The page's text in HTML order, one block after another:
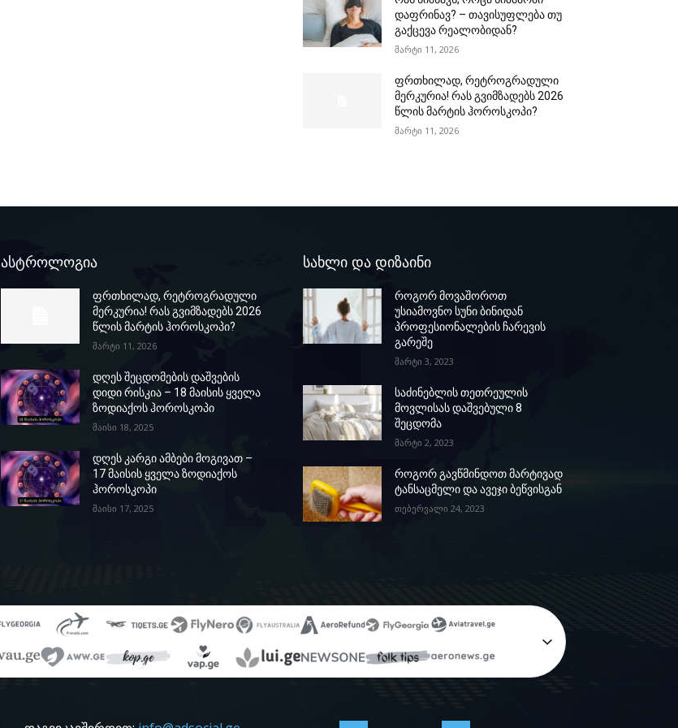
დაფრინავ? – თავისუფლება თუ
გაქცევა რეალობიდან?
მარტი 11, 2026
ფრთხილად, რეტროგრადული
მერკურია! რას გვიმზადებს 2026
წლის მარტის ჰოროსკოპი?
მარტი 11, 2026
ასტროლოგია
ფრთხილად, რეტროგრადული
მერკურია! რას გვიმზადებს 2026
წლის მარტის ჰოროსკოპი?
მარტი 11, 2026
დღეს შეცდომების დაშვების
დიდი რისკია – 18 მაისის ყველა
ზოდიაქოს ჰოროსკოპი
მაისი 18, 2025
დღეს კარგი ამბები მოგივათ –
17 მაისის ყველა ზოდიაქოს
ჰოროსკოპი
მაისი 17, 2025
სახლი და დიზაინი
როგორ მოვაშოროთ
უსიამოვნო სუნი ბინიდან
პროფესიონალების ჩარევის
გარეშე
მარტი 3, 2023
საძინებლის თეთრეულის
მოვლისას დაშვებული 8
შეცდომა
მარტი 2, 2023
როგორ გავწმინდოთ მარტივად
ტანსაცმელი და ავეჯი ბეწვისგან
თებერვალი 24, 2023